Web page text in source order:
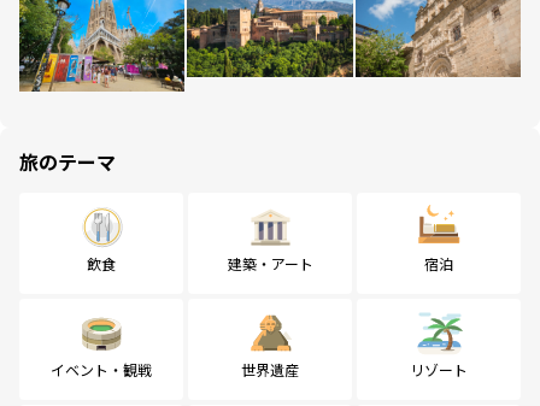
旅のテーマ
飲食 建築・アート 宿泊
イベント・観戦 世界遺産 リゾート